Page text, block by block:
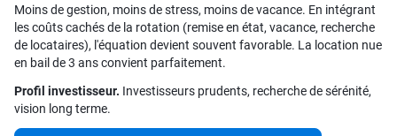
Moins de gestion, moins de stress, moins de vacance. En intégrant
les coûts cachés de la rotation (remise en état, vacance, recherche
de locataires), l'équation devient souvent favorable. La location nue
en bail de 3 ans convient parfaitement.
Profil investisseur. Investisseurs prudents, recherche de sérénité,
vision long terme.